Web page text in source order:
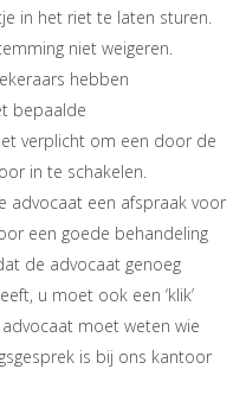
in het riet te laten sturen.
niet weigeren.
hebben
bepaalde
verplicht om een door de
in te schakelen.
advocaat een afspraak voor
een goede behandeling
de advocaat genoeg
u moet ook een ‘klik’
moet weten wie
is bij ons kantoor